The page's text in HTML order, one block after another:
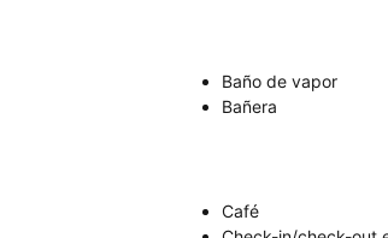
Baño de vapor
Bañera
Café